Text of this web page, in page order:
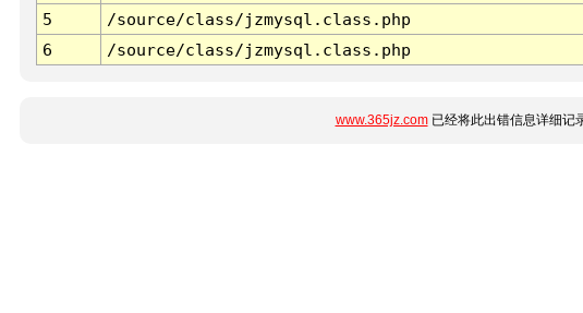
5
/source/class/jzmysql.class.php
6
/source/class/jzmysql.class.php
www.365jz.com已经将此出错信息详细记